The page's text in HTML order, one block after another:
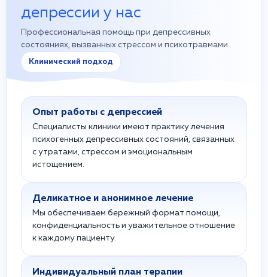
депрессии у нас
Профессиональная помощь при депрессивных
состояниях, вызванных стрессом и психотравмами
Клинический подход
Опыт работы с депрессией
Специалисты клиники имеют практику лечения
психогенных депрессивных состояний, связанных
с утратами, стрессом и эмоциональным
истощением.
Деликатное и анонимное лечение
Мы обеспечиваем бережный формат помощи,
конфиденциальность и уважительное отношение
к каждому пациенту.
Индивидуальный план терапии